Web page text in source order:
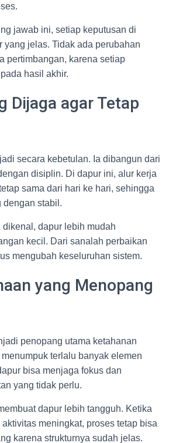
jawab ini, setiap keputusan di
yang jelas. Tidak ada perubahan
pertimbangan, karena setiap
hasil akhir.
Dijaga agar Tetap
secara kebetulan. Ia dibangun dari
disiplin. Di dapur ini, alur kerja
sama dari hari ke hari, sehingga
dengan stabil.
dikenal, dapur lebih mudah
kecil. Dari sanalah perbaikan
mengubah keseluruhan sistem.
yang Menopang
penopang utama ketahanan
terlalu banyak elemen
bisa menjaga fokus dan
yang tidak perlu.
dapur lebih tangguh. Ketika
meningkat, proses tetap bisa
karena strukturnya sudah jelas.